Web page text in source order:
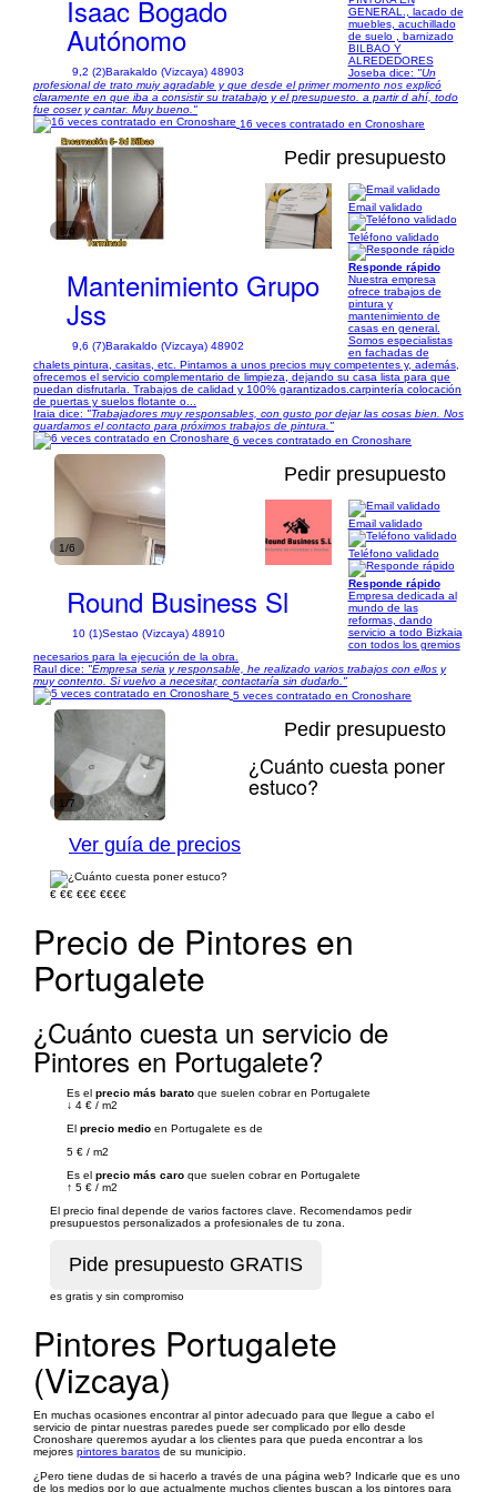
Isaac Bogado
Autónomo
9,2 (2)Barakaldo (Vizcaya) 48903
GENERAL., lacado de
muebles, acuchillado
de suelo , barnizado
BILBAO Y
ALREDEDORES
Joseba dice: "Un
profesional de trato muiy agradable y que desde el primer momento nos explicó
claramente en que iba a consistir su tratabajo y el presupuesto. a partir d ahí, todo
fue coser y cantar. Muy bueno."
16 veces contratado en Cronoshare
1/9
Pedir presupuesto
Mantenimiento Grupo
Jss
9,6 (7)Barakaldo (Vizcaya) 48902
Email validado
Teléfono validado
Responde rápido
Nuestra empresa
ofrece trabajos de
pintura y
mantenimiento de
casas en general.
Somos especialistas
en fachadas de
chalets pintura, casitas, etc. Pintamos a unos precios muy competentes y, además,
ofrecemos el servicio complementario de limpieza, dejando su casa lista para que
puedan disfrutarla. Trabajos de calidad y 100% garantizados.carpintería colocación
de puertas y suelos flotante o...
Iraia dice: "Trabajadores muy responsables, con gusto por dejar las cosas bien. Nos
guardamos el contacto para próximos trabajos de pintura."
6 veces contratado en Cronoshare
1/6
Pedir presupuesto
Round Business Sl
10 (1)Sestao (Vizcaya) 48910
Email validado
Teléfono validado
Responde rápido
Empresa dedicada al
mundo de las
reformas, dando
servicio a todo Bizkaia
con todos los gremios
necesarios para la ejecución de la obra.
Raul dice: "Empresa seria y responsable, he realizado varios trabajos con ellos y
muy contento. Si vuelvo a necesitar, contactaría sin dudarlo."
5 veces contratado en Cronoshare
1/7
Pedir presupuesto
¿Cuánto cuesta poner
estuco?
Ver guía de precios
€ €€ €€€ €€€€
Precio de Pintores en
Portugalete
¿Cuánto cuesta un servicio de
Pintores en Portugalete?
Es el precio más barato que suelen cobrar en Portugalete
↓ 4 € / m2
El precio medio en Portugalete es de
5 € / m2
Es el precio más caro que suelen cobrar en Portugalete
↑ 5 € / m2
El precio final depende de varios factores clave. Recomendamos pedir
presupuestos personalizados a profesionales de tu zona.
es gratis y sin compromiso
Pintores Portugalete
(Vizcaya)
En muchas ocasiones encontrar al pintor adecuado para que llegue a cabo el
servicio de pintar nuestras paredes puede ser complicado por ello desde
Cronoshare queremos ayudar a los clientes para que pueda encontrar a los
mejores pintores baratos de su municipio.
¿Pero tiene dudas de si hacerlo a través de una página web? Indicarle que es uno
de los medios por lo que actualmente muchos clientes buscan a los pintores para